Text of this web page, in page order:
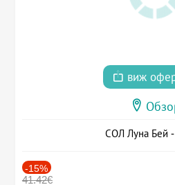
виж
СОЛ Луна Бей
-15%
41.42€